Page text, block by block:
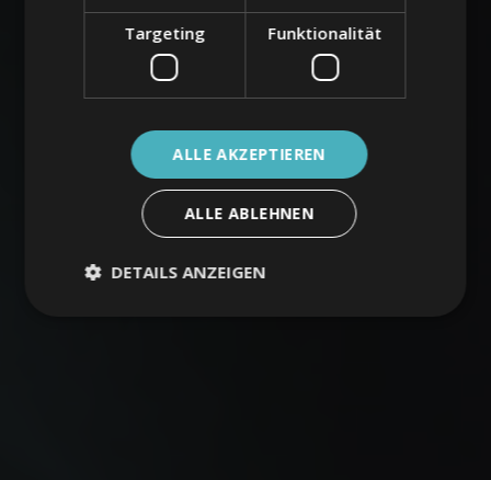
Targeting Funktionalität
ALLE AKZEPTIEREN
ALLE ABLEHNEN
DETAILS ANZEIGEN